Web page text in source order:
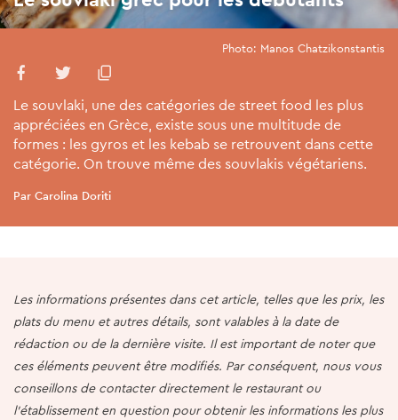
Photo: Manos Chatzikonstantis
Le souvlaki, une des catégories de street food les plus
appréciées en Grèce, existe sous une multitude de
formes : les gyros et les kebab se retrouvent dans cette
catégorie. On trouve même des souvlakis végétariens.
Par Carolina Doriti
Les informations présentes dans cet article, telles que les prix, les
plats du menu et autres détails, sont valables à la date de
rédaction ou de la dernière visite. Il est important de noter que
ces éléments peuvent être modifiés. Par conséquent, nous vous
conseillons de contacter directement le restaurant ou
l'établissement en question pour obtenir les informations les plus